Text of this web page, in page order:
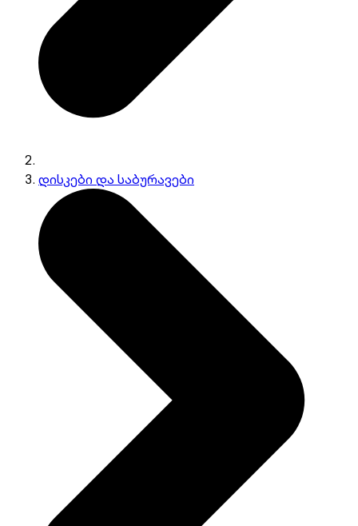
დისკები და საბურავები